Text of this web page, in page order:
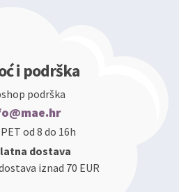
i podrška
podrška
od 8 do 16h
dostava
iznad 70 EUR